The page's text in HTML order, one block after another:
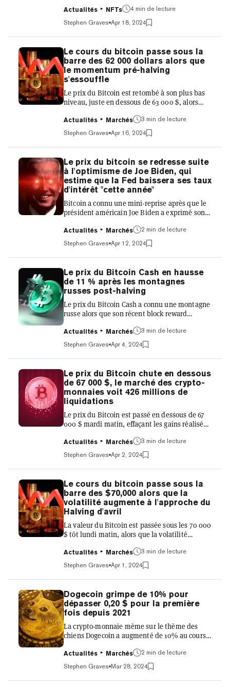
MetaTABI, un NFT qui combine des
expériences de produits token-gated avec la
chaussure emblématique à bout fendu de la
marque. Le lancement, en collaboration avec
la maison de mode numérique The Fabricant,
est «métaphoriquement, un grand pas», a
déclaré le président de Maison Margiela,
Stefano Rosso, lors d'une diffusion en direct
avec la créatrice de Rug Radio, Stephy Fung...
Actualités NFTs
4 min de lecture
Stephen Graves Apr 18, 2024
Le cours du bitcoin passe sous la
barre des 62 000 dollars alors que
le momentum pré-halving
s'essouffle
Le prix du Bitcoin est retombé à son plus bas
niveau, juste en dessous de 63 000 $, alors
la réduction de moitié de la récompense des
blocs. À trois jours de la réduction de moitié,
Bitcoin (BTC) a chuté à 61 867 dollars et a
effacé les gains réalisés au cours du mois
dernier. La crypto-monnaie se négocie
actuellement à environ 62 500 $, en baisse de
5,6 % sur la journée et de 11,2 % sur la
semaine, selon les données de CoinGecko. Le
marché des cryp...
Actualités Marchés
3 min de lecture
Stephen Graves Apr 16, 2024
Le prix du bitcoin se redresse suite
à l'optimisme de Joe Biden, qui
estime que la Fed baissera ses taux
d'intérêt "cette année"
Bitcoin a connu une mini-reprise après que le
président américain Joe Biden a exprimé son
des taux cette année. Suite aux chiffres du
rapport sur l'IPC d'hier, qui ont montré une
inflation se maintenant à 3,5% en mars, Biden
a déclaré qu'il s'attendait à voir une baisse des
taux avant la fin de l'année. S'exprimant lors
d'une conférence de presse au Japon, Biden a
déclaré : «Je maintiens ma prédiction qu'avant
la fin de l'année, il y aura une baisse des t...
Actualités Marchés
2 min de lecture
Stephen Graves Apr 12, 2024
Le prix du Bitcoin Cash en hausse
de 11 % après les montagnes
russes post-halving
Le prix du Bitcoin Cash a connu une montagne
russe alors que son récent block reward
avant la réduction de moitié avant de se
redresser. Le Bitcoin Cash est actuellement
coté autour de 676 $, en hausse de 11,3 % sur la
journée et de près de 20 % sur la semaine,
selon les données de CoinGecko. Au moment
du halving, qui a eu lieu au bloc 840000, à
22h45 UTC le 4 mars, le prix du Bitcoin Cash
était de 574,90 $. Environ une demi-heure
avant la réduction...
Actualités Marchés
3 min de lecture
Stephen Graves Apr 4, 2024
Le prix du Bitcoin chute en dessous
de 67 000 $, le marché des crypto-
monnaies voit 426 millions de
liquidations
Le prix du Bitcoin est passé en dessous de 67
000 $ mardi matin, effaçant les gains réalisés
CoinGecko, le Bitcoin a baissé de 4,6 % sur la
journée et de 6 % sur la semaine, se négociant
actuellement à 66 139 $. Le marché plus large
des cryptomonnaies a chuté en même temps
que le Bitcoin, la capitalisation boursière
totale de toutes les cryptomonnaies ayant
baissé de 5,2 % pour atteindre 2,6 billions de
dollars, effaçant plus de 122 milliards de
dollar...
Actualités Marchés
3 min de lecture
Stephen Graves Apr 2, 2024
Le cours du bitcoin passe sous la
barre des $70,000 alors que la
volatilité augmente à l'approche du
Halving d'avril
La valeur du Bitcoin est passée sous les 70 000
$ tôt lundi matin, alors que la volatilité
Halving de ce mois-ci. Le Bitcoin est
actuellement en baisse de 1,1% sur la journée,
se négociant autour de 69 565 $, selon les
données de CoinGecko, bien qu'il soit en
hausse de près de 4% sur la semaine. Avec le
Bitcoin Halving prévue pour le 20 avril ou aux
alentours, une mesure pour suivre la volatilité
de la cryptomonnaie a augmenté ces derniers
jours. La volat...
Actualités Marchés
3 min de lecture
Stephen Graves Apr 1, 2024
Dogecoin grimpe de 10% pour
dépasser 0,20 $ pour la première
fois depuis 2021
La crypto-monnaie mème sur le thème des
chiens Dogecoin a augmenté de 10% au cours
la première fois depuis décembre 2021.
Dogecoin est actuellement coté à 0,2038 $, en
hausse de 10,8% sur la journée et de 34,6%
sur la semaine, selon les données de
Actualités Marchés
2 min de lecture
Stephen Graves Mar 28, 2024